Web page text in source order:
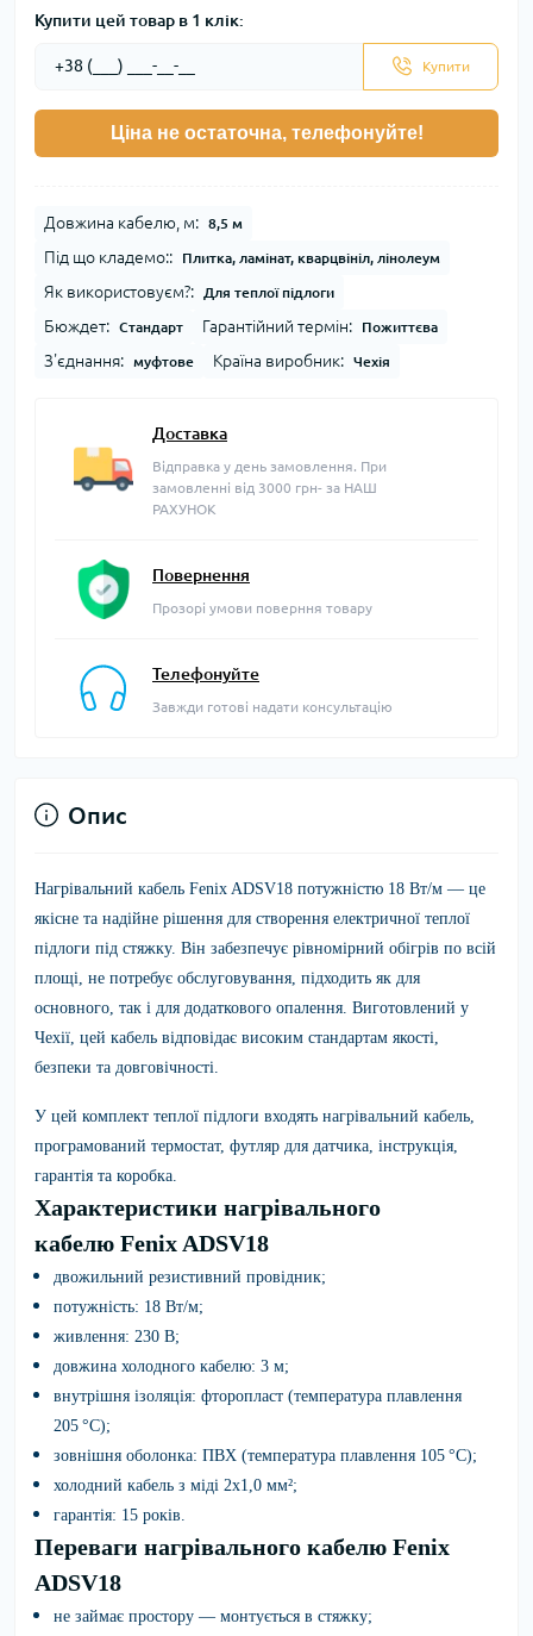
Купити цей товар в 1 клік:
Купити
Ціна не остаточна, телефонуйте!
Довжина кабелю, м: 8,5 м
Під що кладемо:: Плитка, ламінат, кварцвініл, лінолеум
Як використовуєм?: Для теплої підлоги
Бюждет: Стандарт Гарантійний термін: Пожиттєва
З'єднання: муфтове Країна виробник: Чехія
Доставка
Відправка у день замовлення. При
замовленні від 3000 грн- за НАШ
РАХУНОК
Повернення
Прозорі умови поверння товару
Телефонуйте
Завжди готові надати консультацію
Опис
Нагрівальний кабель Fenix ADSV18 потужністю 18 Вт/м — це
якісне та надійне рішення для створення електричної теплої
підлоги під стяжку. Він забезпечує рівномірний обігрів по всій
площі, не потребує обслуговування, підходить як для
основного, так і для додаткового опалення. Виготовлений у
Чехії, цей кабель відповідає високим стандартам якості,
безпеки та довговічності.
У цей комплект теплої підлоги входять нагрівальний кабель,
програмований термостат, футляр для датчика, інструкція,
гарантія та коробка.
Характеристики нагрівального
кабелю Fenix ADSV18
двожильний резистивний провідник;
потужність: 18 Вт/м;
живлення: 230 В;
довжина холодного кабелю: 3 м;
внутрішня ізоляція: фторопласт (температура плавлення
205 °C);
зовнішня оболонка: ПВХ (температура плавлення 105 °C);
холодний кабель з міді 2х1,0 мм²;
гарантія: 15 років.
Переваги нагрівального кабелю Fenix
ADSV18
не займає простору — монтується в стяжку;